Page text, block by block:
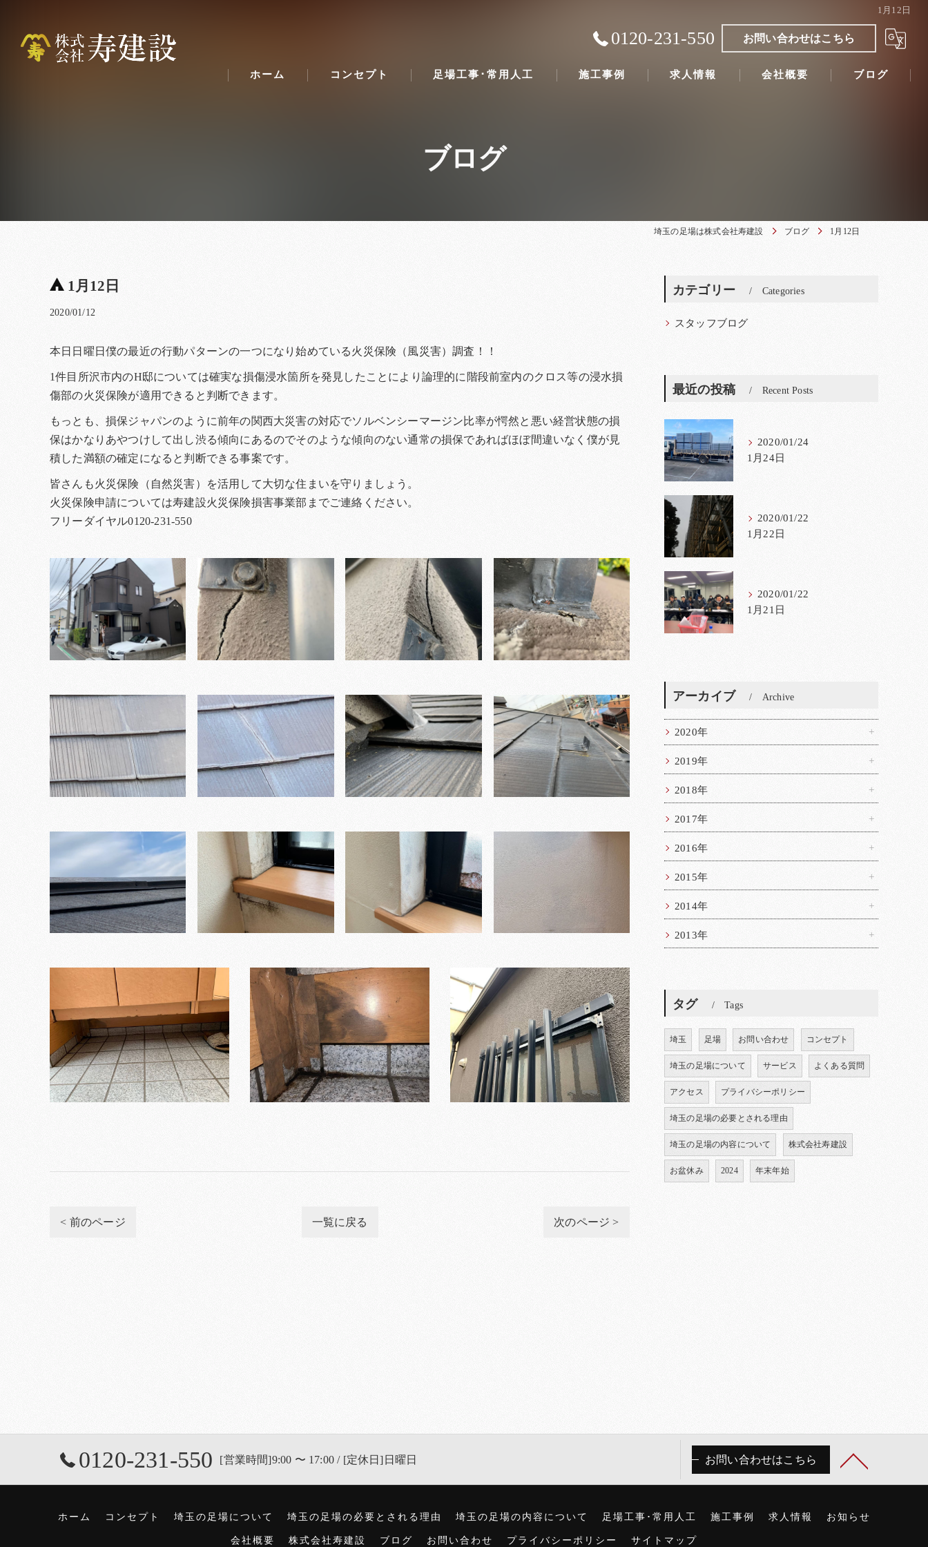
1月12日
0120-231-550 お問い合わせはこちら
ホーム コンセプト 足場工事･常用人工 施工事例 求人情報 会社概要 ブログ
ブログ
埼玉の足場は株式会社寿建設 ブログ 1月12日
1月12日
2020/01/12
本日日曜日僕の最近の行動パターンの一つになり始めている火災保険（風災害）調査！！
1件目所沢市内のH邸については確実な損傷浸水箇所を発見したことにより論理的に階段前室内のクロス等の浸水損
傷部の火災保険が適用できると判断できます。
もっとも、損保ジャパンのように前年の関西大災害の対応でソルベンシーマージン比率が愕然と悪い経営状態の損
保はかなりあやつけして出し渋る傾向にあるのでそのような傾向のない通常の損保であればほぼ間違いなく僕が見
積した満額の確定になると判断できる事案です。
皆さんも火災保険（自然災害）を活用して大切な住まいを守りましょう。
火災保険申請については寿建設火災保険損害事業部までご連絡ください。
フリーダイヤル0120-231-550
< 前のページ 一覧に戻る 次のページ >
カテゴリー Categories
スタッフブログ
最近の投稿 Recent Posts
2020/01/24
1月24日
2020/01/22
1月22日
2020/01/22
1月21日
アーカイブ Archive
2020年
2019年
2018年
2017年
2016年
2015年
2014年
2013年
タグ Tags
埼玉 足場 お問い合わせ コンセプト
埼玉の足場について サービス よくある質問
アクセス プライバシーポリシー
埼玉の足場の必要とされる理由
埼玉の足場の内容について 株式会社寿建設
お盆休み 2024 年末年始
0120-231-550 [営業時間]9:00 〜 17:00 / [定休日]日曜日 お問い合わせはこちら
ホーム コンセプト 埼玉の足場について 埼玉の足場の必要とされる理由 埼玉の足場の内容について 足場工事･常用人工 施工事例 求人情報 お知らせ
会社概要 株式会社寿建設 ブログ お問い合わせ プライバシーポリシー サイトマップ